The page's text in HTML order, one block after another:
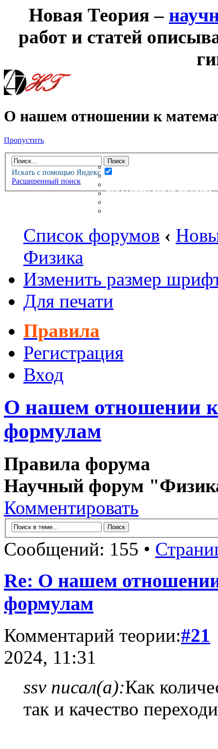
Новая Теория –
работ и статей
О нашем отношении к
Пропустить
Искать с помощью Яндекс
Расширенный поиск
НОВАЯ ТЕОРИЯФОРУМ
НОВЫЕ СООБЩЕНИЯ
НЕПРОЧИТАННЫЕ
ГУМАНИТАРНЫЕ ТЕОРИИ
Список форумов ‹
Физика
Изменить размер
Для печати
Правила
Регистрация
Вход
О нашем отношении
формулам
Правила форума
Научный форум
Комментировать
Сообщений: 155 •
Re: О нашем
формулам
Комментарий теории:#21
2024, 11:31
ssv писал(а):Как
так и качество